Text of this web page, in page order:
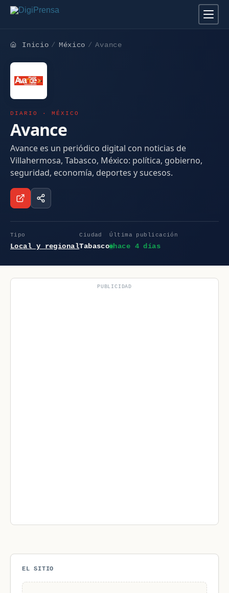
Inicio México Avance
DIARIO · MÉXICO
Avance
Avance es un periódico digital con noticias de
Villahermosa, Tabasco, México: política, gobierno,
seguridad, economía, deportes y sucesos.
Tipo
Local y regional
Ciudad
Tabasco
Última publicación
hace 4 días
PUBLICIDAD
EL SITIO